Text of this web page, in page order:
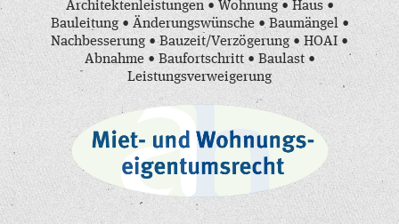
Architektenleistungen • Wohnung • Haus •
Bauleitung • Änderungswünsche • Baumängel •
Nachbesserung • Bauzeit/Verzögerung • HOAI •
Abnahme • Baufortschritt • Baulast •
Leistungsverweigerung